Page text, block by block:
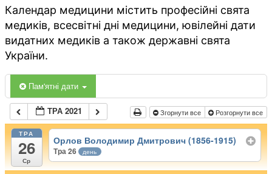
Календар медицини містить професійні свята
медиків, всесвітні дні медицини, ювілейні дати
видатних медиків а також державні свята
України.
Пам'ятні дати
ТРА 2021 Згорнути все Розгорнути все
ТРА
26
Ср
Орлов Володимир Дмитрович (1856-1915)
Тра 26 день